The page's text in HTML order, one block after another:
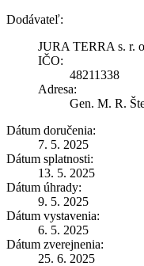
Dodávateľ:
JURA TERRA s. r.
IČO:
48211338
Adresa:
Gen. M. R.
Dátum doručenia:
7. 5. 2025
Dátum splatnosti:
13. 5. 2025
Dátum úhrady:
9. 5. 2025
Dátum vystavenia:
6. 5. 2025
Dátum zverejnenia:
25. 6. 2025